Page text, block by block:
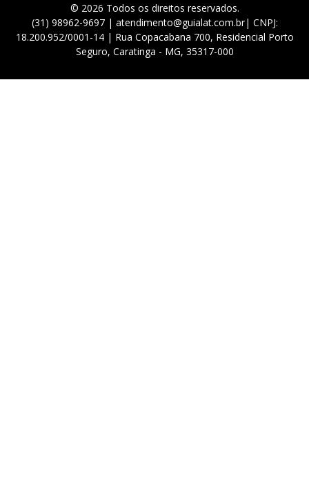
© 2026 Todos os direitos reservados.
(31) 98962-9697 | atendimento@guialat.com.br| CNPJ:
18.200.952/0001-14 | Rua Copacabana 700, Residencial Porto
Seguro, Caratinga - MG, 35317-000